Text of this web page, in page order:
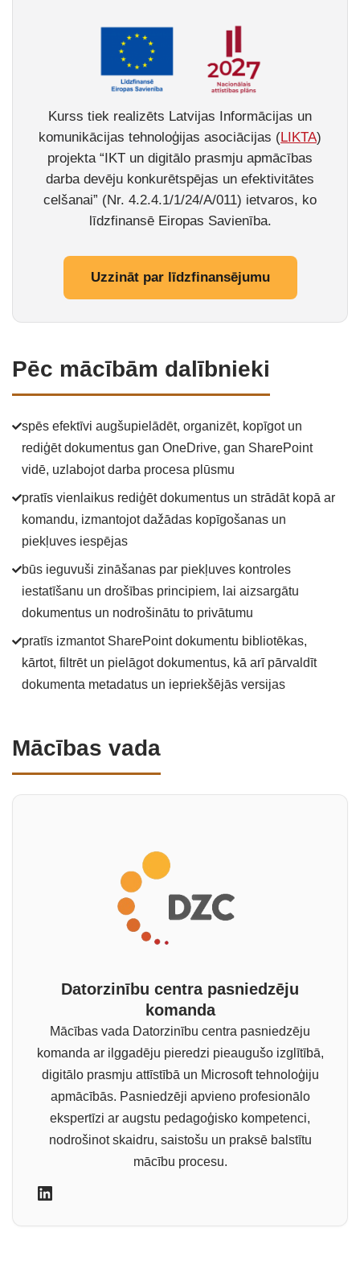
Kurss tiek realizēts Latvijas Informācijas un
komunikācijas tehnoloģijas asociācijas (LIKTA)
projekta “IKT un digitālo prasmju apmācības
darba devēju konkurētspējas un efektivitātes
celšanai” (Nr. 4.2.4.1/1/24/A/011) ietvaros, ko
līdzfinansē Eiropas Savienība.
Uzzināt par līdzfinansējumu
Pēc mācībām dalībnieki
spēs efektīvi augšupielādēt, organizēt, kopīgot un
rediģēt dokumentus gan OneDrive, gan SharePoint
vidē, uzlabojot darba procesa plūsmu
pratīs vienlaikus rediģēt dokumentus un strādāt kopā ar
komandu, izmantojot dažādas kopīgošanas un
piekļuves iespējas
būs ieguvuši zināšanas par piekļuves kontroles
iestatīšanu un drošības principiem, lai aizsargātu
dokumentus un nodrošinātu to privātumu
pratīs izmantot SharePoint dokumentu bibliotēkas,
kārtot, filtrēt un pielāgot dokumentus, kā arī pārvaldīt
dokumenta metadatus un iepriekšējās versijas
Mācības vada
Datorzinību centra pasniedzēju
komanda
Mācības vada Datorzinību centra pasniedzēju
komanda ar ilggadēju pieredzi pieaugušo izglītībā,
digitālo prasmju attīstībā un Microsoft tehnoloģiju
apmācībās. Pasniedzēji apvieno profesionālo
ekspertīzi ar augstu pedagoģisko kompetenci,
nodrošinot skaidru, saistošu un praksē balstītu
mācību procesu.